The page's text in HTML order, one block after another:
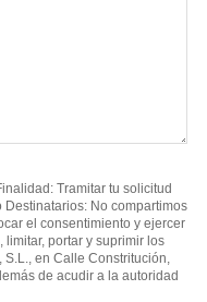
Tramitar tu solicitud
No compartimos
el consentimiento y ejercer
limitar, portar y suprimir los
en Calle Constritución,
de acudir a la autoridad